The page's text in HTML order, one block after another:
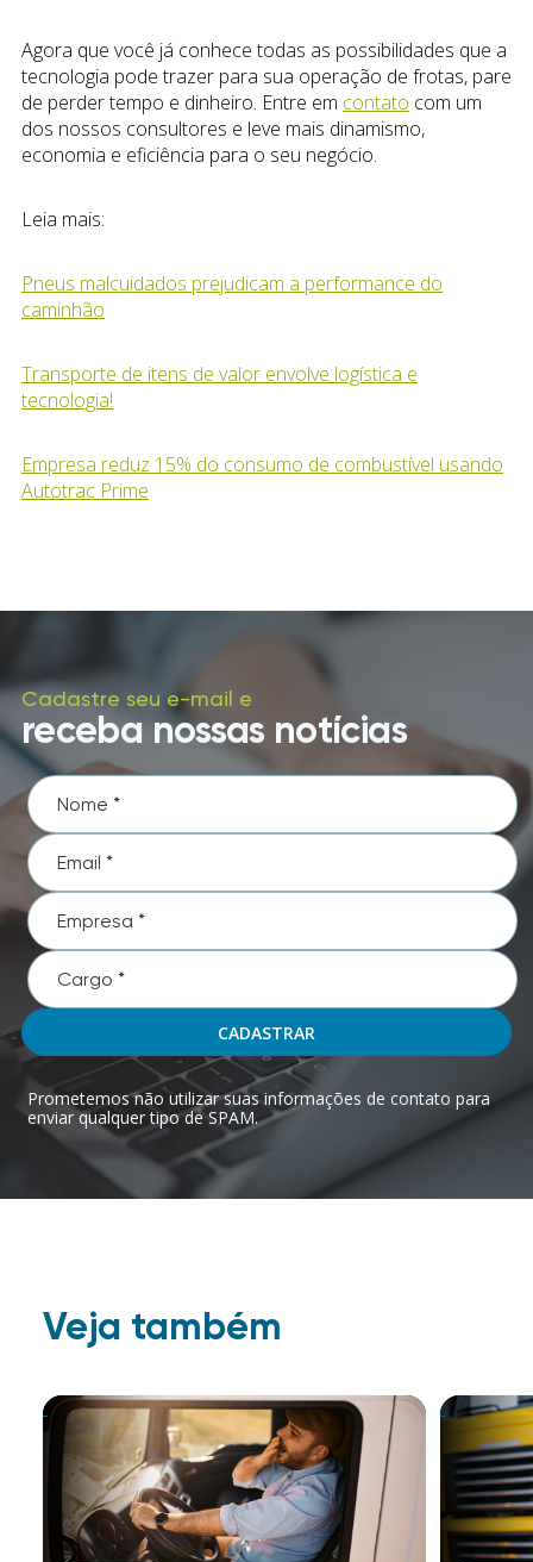
Agora que você já conhece todas as possibilidades que a
tecnologia pode trazer para sua operação de frotas, pare
de perder tempo e dinheiro. Entre em contato com um
dos nossos consultores e leve mais dinamismo,
economia e eficiência para o seu negócio.
Leia mais:
Pneus malcuidados prejudicam a performance do
caminhão
Transporte de itens de valor envolve logística e
tecnologia!
Empresa reduz 15% do consumo de combustível usando
Autotrac Prime
Cadastre seu e-mail e
receba nossas notícias
CADASTRAR
Prometemos não utilizar suas informações de contato para
enviar qualquer tipo de SPAM.
Veja também